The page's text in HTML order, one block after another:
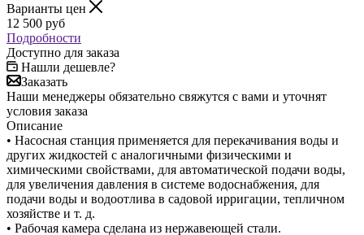
Варианты цен
12 500 руб
Подробности
Доступно для заказа
Нашли дешевле?
Заказать
Наши менеджеры обязательно свяжутся с вами и уточнят
условия заказа
Описание
• Насосная станция применяется для перекачивания воды и
других жидкостей с аналогичными физическими и
химическими свойствами, для автоматической подачи воды,
для увеличения давления в системе водоснабжения, для
подачи воды и водоотлива в садовой ирригации, тепличном
хозяйстве и т. д.
• Рабочая камера сделана из нержавеющей стали.